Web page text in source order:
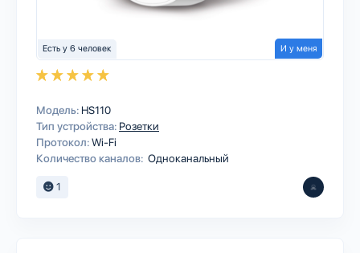
Есть у 6 человек И у меня
Модель: HS110
Тип устройства: Розетки
Протокол:Wi-Fi
Количество каналов: Одноканальный
1